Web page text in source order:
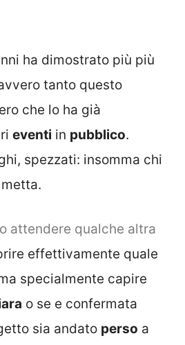
ha dimostrato più più
tanto questo
che lo ha già
eventi in pubblico.
spezzati: insomma chi
attendere qualche altra
effettivamente quale
specialmente capire
o se e confermata
sia andato perso a